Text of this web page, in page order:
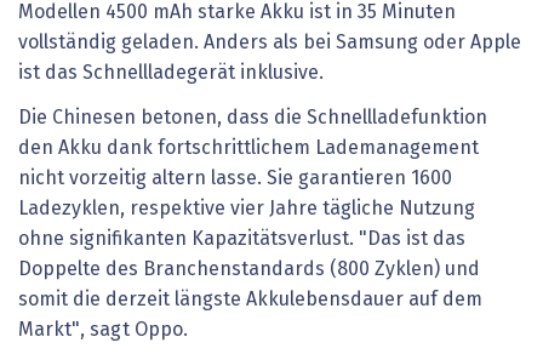
Modellen 4500 mAh starke Akku ist in 35 Minuten
vollständig geladen. Anders als bei Samsung oder Apple
ist das Schnellladegerät inklusive.
Die Chinesen betonen, dass die Schnellladefunktion
den Akku dank fortschrittlichem Lademanagement
nicht vorzeitig altern lasse. Sie garantieren 1600
Ladezyklen, respektive vier Jahre tägliche Nutzung
ohne signifikanten Kapazitätsverlust. "Das ist das
Doppelte des Branchenstandards (800 Zyklen) und
somit die derzeit längste Akkulebensdauer auf dem
Markt", sagt Oppo.